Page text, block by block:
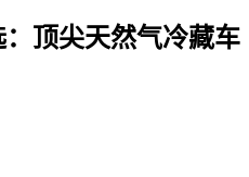
顶尖天然气冷藏车